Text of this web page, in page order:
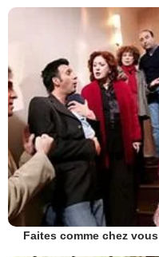
Faites comme chez vous